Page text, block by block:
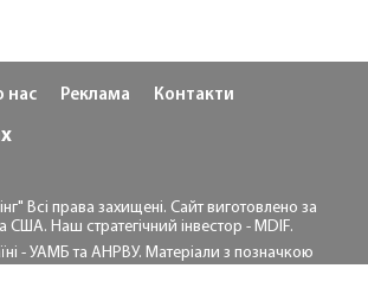
нас Реклама Контакти
Всі права захищені. Сайт виготовлено за
США. Наш стратегічний інвестор - MDIF.
- УАМБ та АНРВУ. Матеріали з позначкою